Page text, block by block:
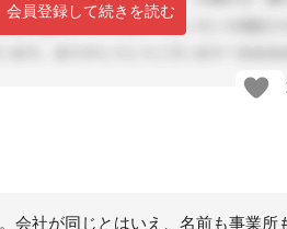
会員登録して続きを読む